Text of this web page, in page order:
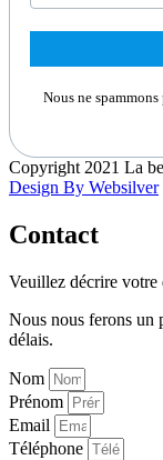
Nous ne
Copyright 2021 La
Design By Websilver
Contact
Veuillez décrire votre
Nous nous ferons un
délais.
Nom
Prénom
Email
Téléphone